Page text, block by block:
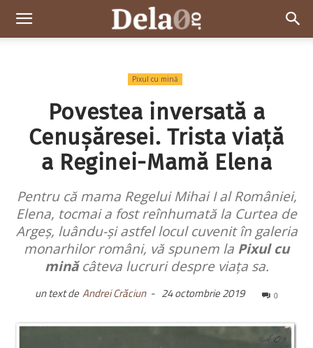
Dela0
Pixul cu mină
Povestea inversată a
Cenușăresei. Trista viață
a Reginei-Mamă Elena
Pentru că mama Regelui Mihai I al României,
Elena, tocmai a fost reînhumată la Curtea de
Argeș, luându-și astfel locul cuvenit în galeria
monarhilor români, vă spunem la Pixul cu
minăcâteva lucruri despre viața sa.
un text de Andrei Crăciun - 24 octombrie 2019 0